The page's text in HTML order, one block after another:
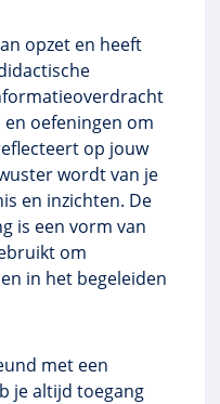
opzet en heeft
oefeningen om
op jouw
wordt van je
en inzichten. De
is een vorm van
om
in het begeleiden
met een
je altijd toegang